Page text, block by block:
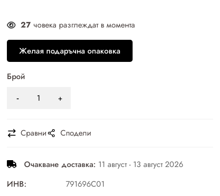
27 човека разглеждат в момента
Желая подаръчна опаковка
Брой
Сравни Сподели
Очакване доставка: 11 август - 13 август 2026
ИНВ:
791696C01